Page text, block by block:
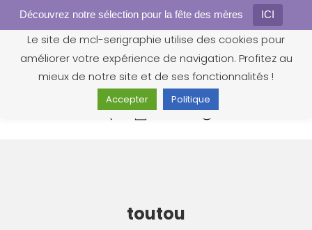
Découvrez notre sélection pour la fête des mères ICI
0
toutou
Gestion des cookies
Le site de mcl-serigraphie utilise des cookies pour
améliorer votre expérience de navigation. Profitez au
mieux de notre site et de ses fonctionnalités !
Accepter Politique